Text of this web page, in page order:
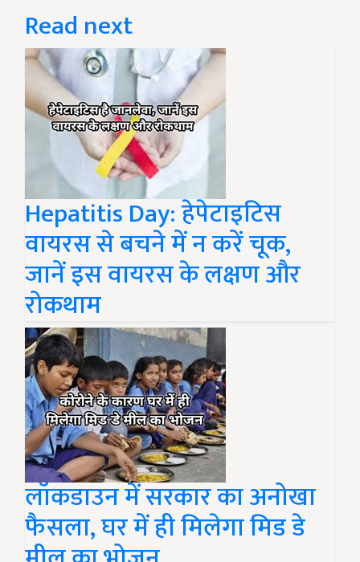
Read next
Hepatitis Day: हेपेटाइटिस
वायरस से बचने में न करें चूक,
जानें इस वायरस के लक्षण और
रोकथाम
लॉकडाउन में सरकार का अनोखा
फैसला, घर में ही मिलेगा मिड डे